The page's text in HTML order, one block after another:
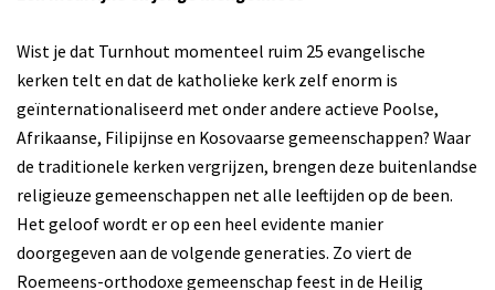
Wist je dat Turnhout momenteel ruim 25 evangelische
kerken telt en dat de katholieke kerk zelf enorm is
geïnternationaliseerd met onder andere actieve Poolse,
Afrikaanse, Filipijnse en Kosovaarse gemeenschappen? Waar
de traditionele kerken vergrijzen, brengen deze buitenlandse
religieuze gemeenschappen net alle leeftijden op de been.
Het geloof wordt er op een heel evidente manier
doorgegeven aan de volgende generaties. Zo viert de
Roemeens-orthodoxe gemeenschap feest in de Heilig